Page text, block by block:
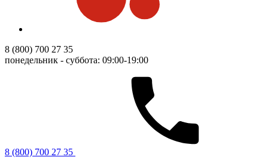
8 (800) 700 27 35
понедельник - суббота: 09:00-19:00
8 (800) 700 27 35